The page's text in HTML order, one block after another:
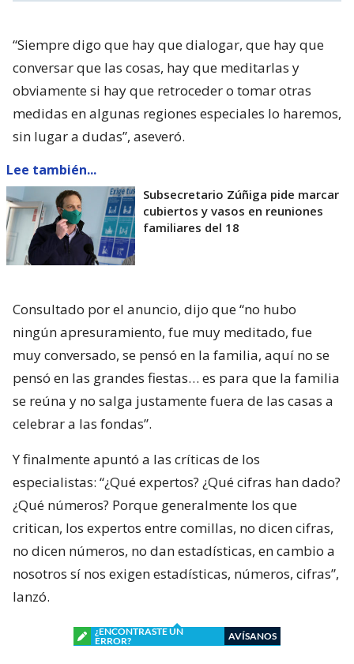
“Siempre digo que hay que dialogar, que hay que
conversar que las cosas, hay que meditarlas y
obviamente si hay que retroceder o tomar otras
medidas en algunas regiones especiales lo haremos,
sin lugar a dudas”, aseveró.
Lee también...
Subsecretario Zúñiga pide marcar
cubiertos y vasos en reuniones
familiares del 18
Consultado por el anuncio, dijo que “no hubo
ningún apresuramiento, fue muy meditado, fue
muy conversado, se pensó en la familia, aquí no se
pensó en las grandes fiestas… es para que la familia
se reúna y no salga justamente fuera de las casas a
celebrar a las fondas”.
Y finalmente apuntó a las críticas de los
especialistas: “¿Qué expertos? ¿Qué cifras han dado?
¿Qué números? Porque generalmente los que
critican, los expertos entre comillas, no dicen cifras,
no dicen números, no dan estadísticas, en cambio a
nosotros sí nos exigen estadísticas, números, cifras”,
lanzó.
¿ENCONTRASTE UN
ERROR?
AVÍSANOS